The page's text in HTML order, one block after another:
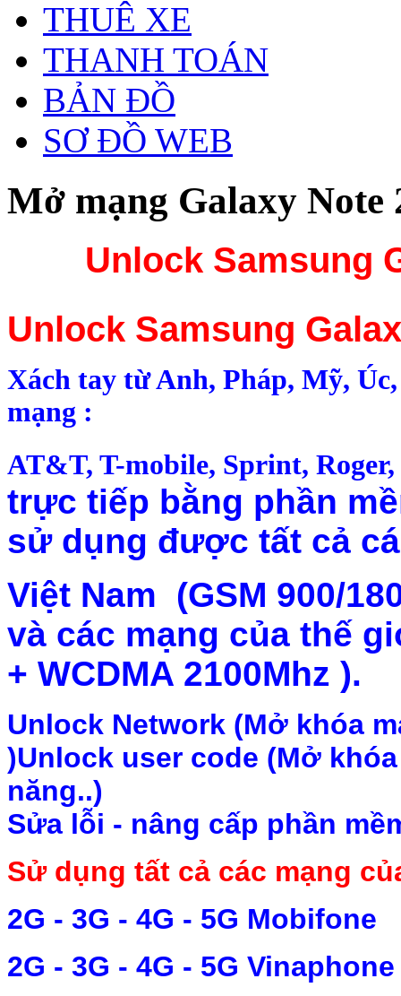
THUÊ XE
THANH TOÁN
BẢN ĐỒ
SƠ ĐỒ WEB
Mở mạng Galaxy Note
Unlock Samsung
Unlock Samsung
Xách tay từ Anh, Pháp, Mỹ,
mạng :
AT&T, T-mobile, Sprint,
trực tiếp bằng phần
sử dụng được tất cả
Việt Nam (GSM 900/
và các mạng của thế
+ WCDMA 2100Mhz ).
Unlock Network (Mở khóa
)Unlock user code (Mở
năng..)
Sửa lỗi - nâng cấp phần
Sử dụng tất cả các mạng
2G - 3G - 4G - 5G Mobifone
2G - 3G - 4G - 5G Vinaphone